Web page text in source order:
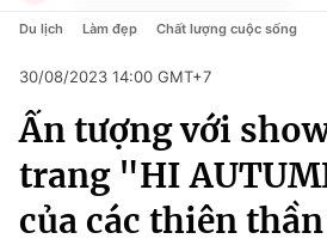
Chuyên mục
Chính trị
Xã hội
Chính trị
Pháp luật
Kinh tế
Thể thao
Truyền hình
Văn hóa - Giải trí
Du lịch Làm đẹp Chất lượng cuộc sống
30/08/2023 14:00 GMT+7
Ấn tượng với
trang "HI
của các thiên